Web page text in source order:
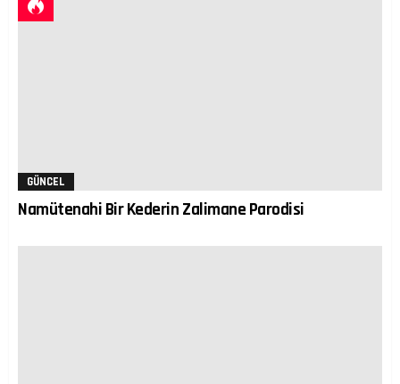
GÜNCEL
Namütenahi Bir Kederin Zalimane Parodisi